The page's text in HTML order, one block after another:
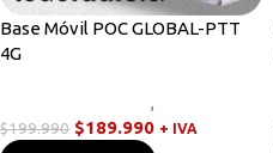
Base Móvil POC GLOBAL-PTT
4G
,
$199.990 $189.990 + IVA